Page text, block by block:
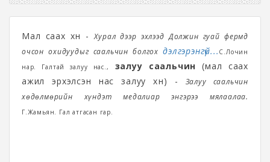
Мал саах хүн -Хурал дээр эхлээд Должин гуай фермд
очсон охидуудыг саальчин болгохдэлгэрэнгүй... С.Лочин
нар. Галтай залуу нас.,
залуу саальчин (мал саах
ажил эрхэлсэн нас залуу хүн) - Залуу саальчин
хөдөлмөрийн хүндэт медалиар энгэрээ мялаалаа.
Г.Жамьян. Гал атгасан гар.